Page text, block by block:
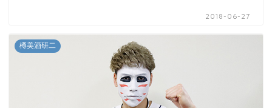
2018-06-27
樽美酒研二